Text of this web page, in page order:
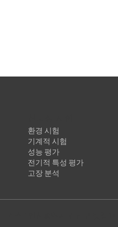
환경 시험
기계적 시험
성능 평가
전기적 특성 평가
고장 분석